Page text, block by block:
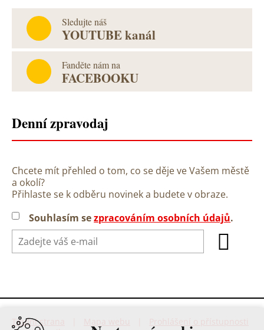
Sledujte náš
YOUTUBE kanál
Fanděte nám na
FACEBOOKU
Denní zpravodaj
Chcete mít přehled o tom, co se děje ve Vašem městě
a okolí?
Přihlaste se k odběru novinek a budete v obraze.
Souhlasím sezpracováním osobních údajů.
Titulní strana